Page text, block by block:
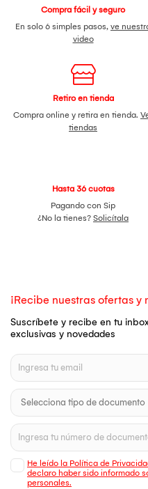
Compra fácil y seguro
En solo 6 simples pasos, ve
video
Retiro en tienda
Compra online y retira en tienda.
tiendas
Hasta 36 cuotas
Pagando con Sip
¿No la tienes? Solicítala
¡Recibe nuestras ofertas y
Suscríbete y recibe en tu
exclusivas y novedades
He leído la Política de
declaro haber sido informado
personales.